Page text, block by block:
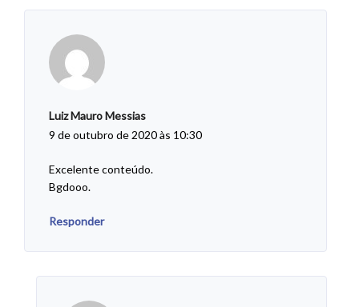
Luiz Mauro Messias
9 de outubro de 2020 às 10:30
Excelente conteúdo.
Bgdooo.
Responder